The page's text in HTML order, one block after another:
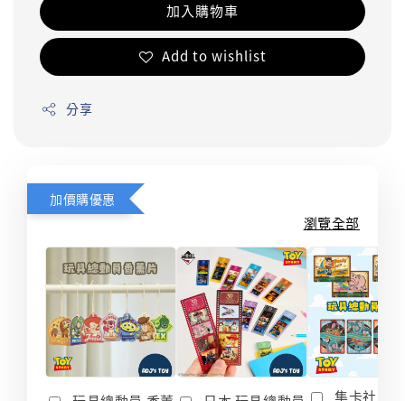
加入購物車
Add to wishlist
分享
加價購優惠
瀏覽全部
集卡社 玩